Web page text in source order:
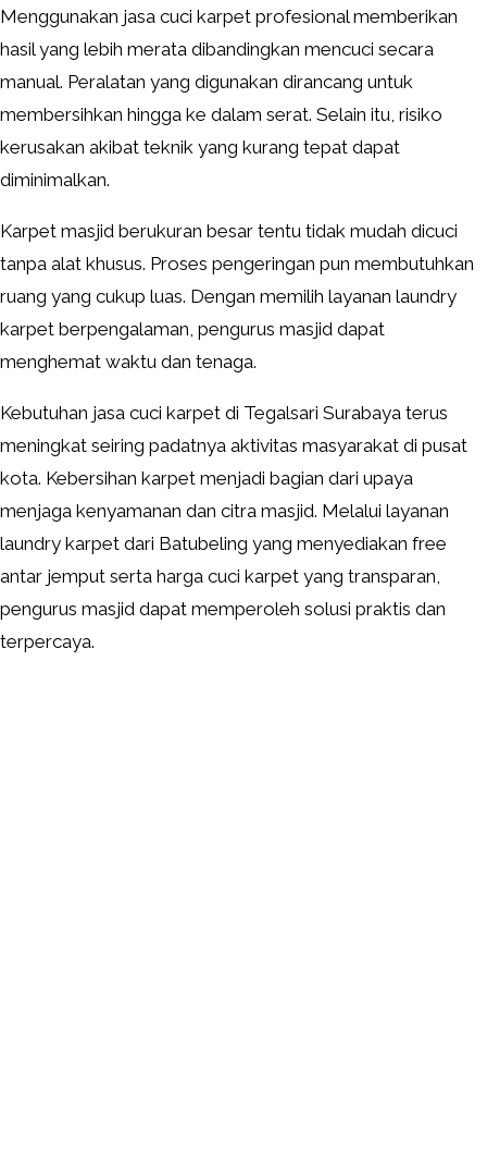
Menggunakan jasa cuci karpet profesional memberikan
hasil yang lebih merata dibandingkan mencuci secara
manual. Peralatan yang digunakan dirancang untuk
membersihkan hingga ke dalam serat. Selain itu, risiko
kerusakan akibat teknik yang kurang tepat dapat
diminimalkan.
Karpet masjid berukuran besar tentu tidak mudah dicuci
tanpa alat khusus. Proses pengeringan pun membutuhkan
ruang yang cukup luas. Dengan memilih layanan laundry
karpet berpengalaman, pengurus masjid dapat
menghemat waktu dan tenaga.
Kebutuhan jasa cuci karpet di Tegalsari Surabaya terus
meningkat seiring padatnya aktivitas masyarakat di pusat
kota. Kebersihan karpet menjadi bagian dari upaya
menjaga kenyamanan dan citra masjid. Melalui layanan
laundry karpet dari Batubeling yang menyediakan free
antar jemput serta harga cuci karpet yang transparan,
pengurus masjid dapat memperoleh solusi praktis dan
terpercaya.